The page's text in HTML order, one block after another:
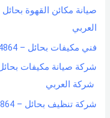
f
o
r
:
العربي
فني مكيفات بحائل – 0551154864 اتصل بنا – شركة العربي
شركة العربي
شركة تنظيف بحائل – 0551154864 اتصل بنا – شركة العربي